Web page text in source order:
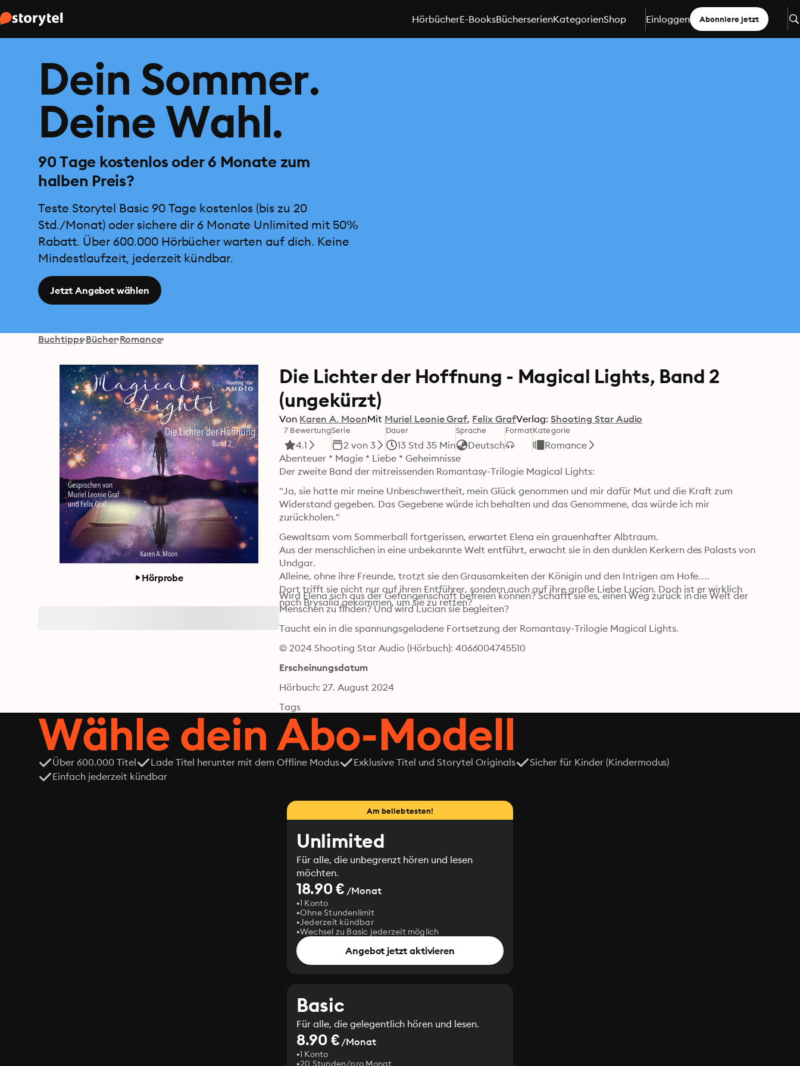
HörbücherE-BooksBücherserienKategorienShop Einloggen Abonniere jetzt
Dein Sommer.
Deine Wahl.
90 Tage kostenlos oder 6 Monate zum
halben Preis?
Teste Storytel Basic 90 Tage kostenlos (bis zu 20
Std./Monat) oder sichere dir 6 Monate Unlimited mit 50%
Rabatt. Über 600.000 Hörbücher warten auf dich. Keine
Mindestlaufzeit, jederzeit kündbar.
Jetzt Angebot wählen
Buchtipps Bücher Romance
Hörprobe
Die Lichter der Hoffnung - Magical Lights, Band 2
(ungekürzt)
Von Karen A. MoonMit Muriel Leonie Graf Felix GrafVerlag: Shooting Star Audio
7 Bewertung
4.1
Serie
2 von 3
Dauer
13 Std 35 Min
Sprache
Deutsch
FormatKategorie
Romance
Abenteuer * Magie * Liebe * Geheimnisse
Der zweite Band der mitreissenden Romantasy-Trilogie Magical Lights:
"Ja, sie hatte mir meine Unbeschwertheit, mein Glück genommen und mir dafür Mut und die Kraft zum
Widerstand gegeben. Das Gegebene würde ich behalten und das Genommene, das würde ich mir
zurückholen."
Gewaltsam vom Sommerball fortgerissen, erwartet Elena ein grauenhafter Albtraum.
Aus der menschlichen in eine unbekannte Welt entführt, erwacht sie in den dunklen Kerkern des Palasts von
Undgar.
Alleine, ohne ihre Freunde, trotzt sie den Grausamkeiten der Königin und den Intrigen am Hofe.
Dort trifft sie nicht nur auf ihren Entführer, sondern auch auf ihre große Liebe Lucian. Doch ist er wirklich
nach Brysalia gekommen, um sie zu retten?
Wird Elena sich aus der Gefangenschaft befreien können? Schafft sie es, einen Weg zurück in die Welt der
Menschen zu finden? Und wird Lucian sie begleiten?
Taucht ein in die spannungsgeladene Fortsetzung der Romantasy-Trilogie Magical Lights.
© 2024 Shooting Star Audio (Hörbuch): 4066004745510
Erscheinungsdatum
Hörbuch: 27. August 2024
Tags
Wähle dein Abo-Modell
Über 600.000 Titel Lade Titel herunter mit dem Offline Modus Exklusive Titel und Storytel Originals
Sicher für Kinder (Kindermodus)
Einfach jederzeit kündbar
Am beliebtesten!
Unlimited
Für alle, die unbegrenzt hören und lesen
möchten.
18.90 € /Monat
1 Konto
Ohne Stundenlimit
Jederzeit kündbar
Wechsel zu Basic jederzeit möglich
Angebot jetzt aktivieren
Basic
Für alle, die gelegentlich hören und lesen.
8.90 €/Monat
1 Konto
20 Stunden/pro Monat